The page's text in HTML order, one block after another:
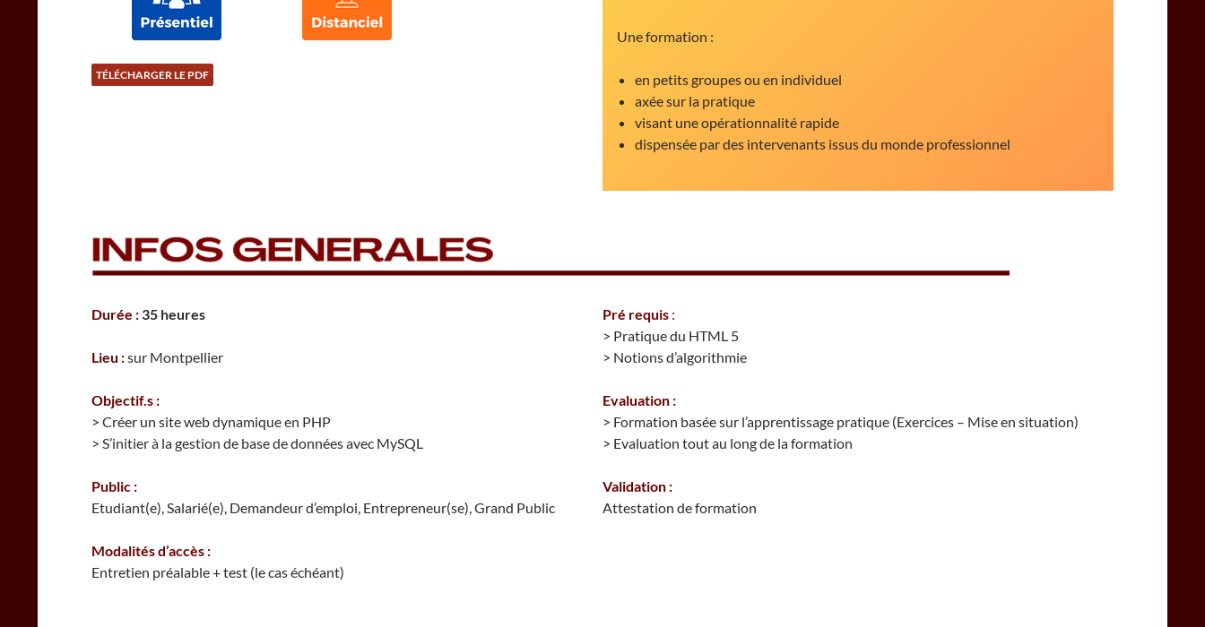
TÉLÉCHARGER LE PDF
Une formation :
en petits groupes ou en individuel
axée sur la pratique
visant une opérationnalité rapide
dispensée par des intervenants issus du monde professionnel
Durée : 35 heures
Lieu :sur Montpellier
Objectif.s :
> Créer un site web dynamique en PHP
> S’initier à la gestion de base de données avec MySQL
Public :
Etudiant(e), Salarié(e), Demandeur d’emploi, Entrepreneur(se), Grand Public
Modalités d’accès :
Entretien préalable + test (le cas échéant)
Pré requis :
> Pratique du HTML 5
> Notions d’algorithmie
Evaluation :
> Formation basée sur l’apprentissage pratique (Exercices – Mise en situation)
> Evaluation tout au long de la formation
Validation :
Attestation de formation